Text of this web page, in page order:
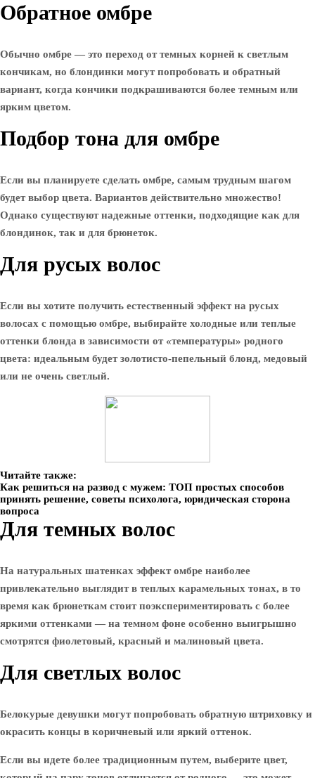
Обратное омбре
Обычно омбре — это переход от темных корней к светлым
кончикам, но блондинки могут попробовать и обратный
вариант, когда кончики подкрашиваются более темным или
ярким цветом.
Подбор тона для омбре
Если вы планируете сделать омбре, самым трудным шагом
будет выбор цвета. Вариантов действительно множество!
Однако существуют надежные оттенки, подходящие как для
блондинок, так и для брюнеток.
Для русых волос
Если вы хотите получить естественный эффект на русых
волосах с помощью омбре, выбирайте холодные или теплые
оттенки блонда в зависимости от «температуры» родного
цвета: идеальным будет золотисто-пепельный блонд, медовый
или не очень светлый.
Читайте также:
Как решиться на развод с мужем: ТОП простых способов
принять решение, советы психолога, юридическая сторона
вопроса
Для темных волос
На натуральных шатенках эффект омбре наиболее
привлекательно выглядит в теплых карамельных тонах, в то
время как брюнеткам стоит поэкспериментировать с более
яркими оттенками — на темном фоне особенно выигрышно
смотрятся фиолетовый, красный и малиновый цвета.
Для светлых волос
Белокурые девушки могут попробовать обратную штриховку и
окрасить концы в коричневый или яркий оттенок.
Если вы идете более традиционным путем, выберите цвет,